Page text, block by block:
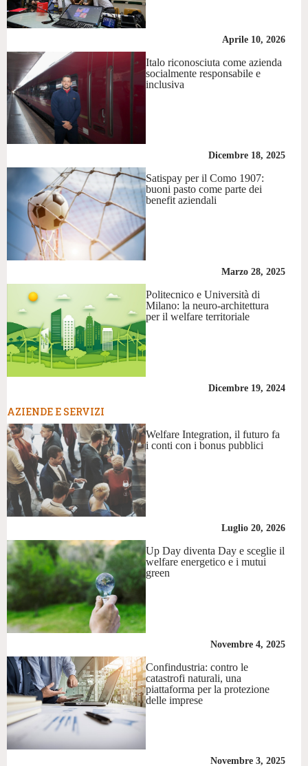
Aprile 10, 2026
Italo riconosciuta come azienda
socialmente responsabile e
inclusiva
Dicembre 18, 2025
Satispay per il Como 1907:
buoni pasto come parte dei
benefit aziendali
Marzo 28, 2025
Politecnico e Università di
Milano: la neuro-architettura
per il welfare territoriale
Dicembre 19, 2024
AZIENDE E SERVIZI
Welfare Integration, il futuro fa
i conti con i bonus pubblici
Luglio 20, 2026
Up Day diventa Day e sceglie il
welfare energetico e i mutui
green
Novembre 4, 2025
Confindustria: contro le
catastrofi naturali, una
piattaforma per la protezione
delle imprese
Novembre 3, 2025